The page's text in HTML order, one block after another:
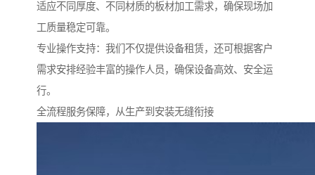
适应不同厚度、不同材质的板材加工需求，确保现场加
工质量稳定可靠。
专业操作支持：我们不仅提供设备租赁，还可根据客户
需求安排经验丰富的操作人员，确保设备高效、安全运
行。
全流程服务保障，从生产到安装无缝衔接